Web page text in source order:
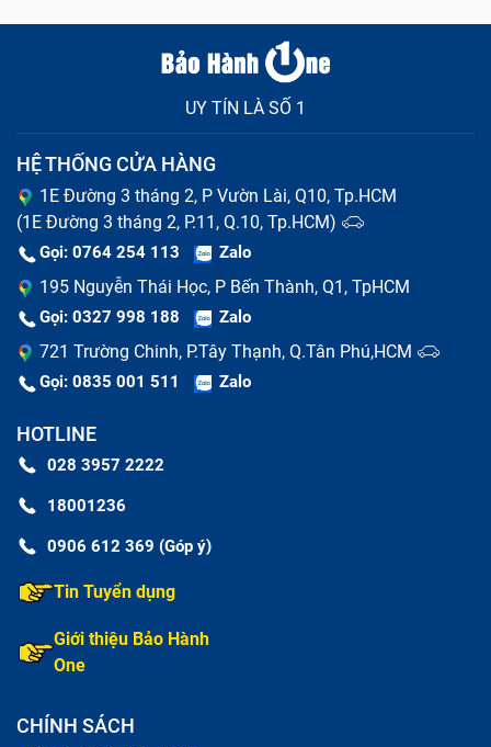
UY TÍN LÀ SỐ 1
HỆ THỐNG CỬA HÀNG
1E Đường 3 tháng 2, P Vườn Lài, Q10, Tp.HCM
(1E Đường 3 tháng 2, P.11, Q.10, Tp.HCM)
Gọi: 0764 254 113 Zalo
195 Nguyễn Thái Học, P Bến Thành, Q1, TpHCM
Gọi: 0327 998 188 Zalo
721 Trường Chinh, P.Tây Thạnh, Q.Tân Phú,HCM
Gọi: 0835 001 511 Zalo
HOTLINE
028 3957 2222
18001236
0906 612 369 (Góp ý)
Tin Tuyển dụng
Giới thiệu Bảo Hành
One
CHÍNH SÁCH